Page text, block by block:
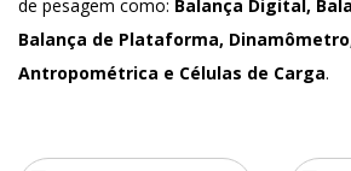
de pesagem como: Balança Digital,
Balança de Plataforma,
Antropométrica e Células de Carga.